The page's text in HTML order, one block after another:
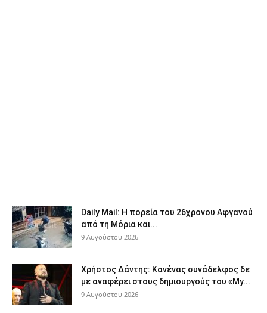
Daily Mail: Η πορεία του 26χρονου Αφγανού
από τη Μόρια και...
9 Αυγούστου 2026
Χρήστος Δάντης: Κανένας συνάδελφος δε
με αναφέρει στους δημιουργούς του «My...
9 Αυγούστου 2026